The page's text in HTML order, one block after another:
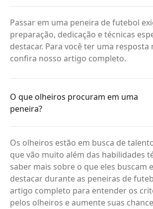
Passar em uma peneira de futebol
preparação, dedicação e técnicas
destacar. Para você ter uma resposta
confira nosso artigo completo.
O que olheiros procuram em uma
peneira?
Os olheiros estão em busca de
que vão muito além das habilidades
saber mais sobre o que eles buscam
destacar durante as peneiras de
artigo completo para entender os
pelos olheiros e aumente suas